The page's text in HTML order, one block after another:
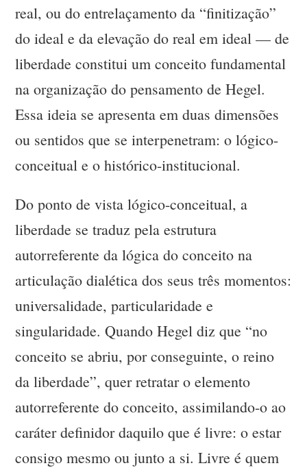
real, ou do entrelaçamento da “finitização”
do ideal e da elevação do real em ideal — de
liberdade constitui um conceito fundamental
na organização do pensamento de Hegel.
Essa ideia se apresenta em duas dimensões
ou sentidos que se interpenetram: o lógico-
conceitual e o histórico-institucional.
Do ponto de vista lógico-conceitual, a
liberdade se traduz pela estrutura
autorreferente da lógica do conceito na
articulação dialética dos seus três momentos:
universalidade, particularidade e
singularidade. Quando Hegel diz que “no
conceito se abriu, por conseguinte, o reino
da liberdade”, quer retratar o elemento
autorreferente do conceito, assimilando-o ao
caráter definidor daquilo que é livre: o estar
consigo mesmo ou junto a si. Livre é quem